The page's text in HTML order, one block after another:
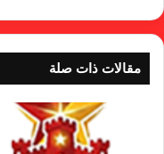
مقالات ذات صلة